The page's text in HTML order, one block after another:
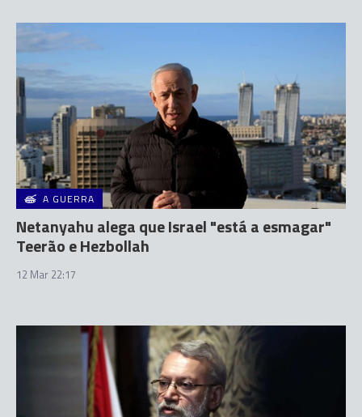
A GUERRA
Netanyahu alega que Israel "está a esmagar"
Teerão e Hezbollah
12 Mar 22:17